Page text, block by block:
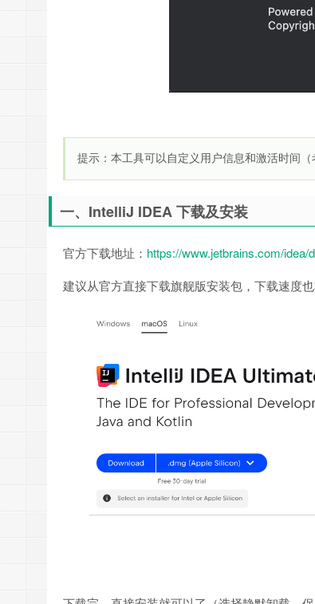
提示：本工具可以自定义用户信息和激活时间
一、IntelliJ IDEA 下载及安装
官方下载地址： https://www.jetbrains.com/idea/
建议从官方直接下载旗舰版安装包，下载速度也